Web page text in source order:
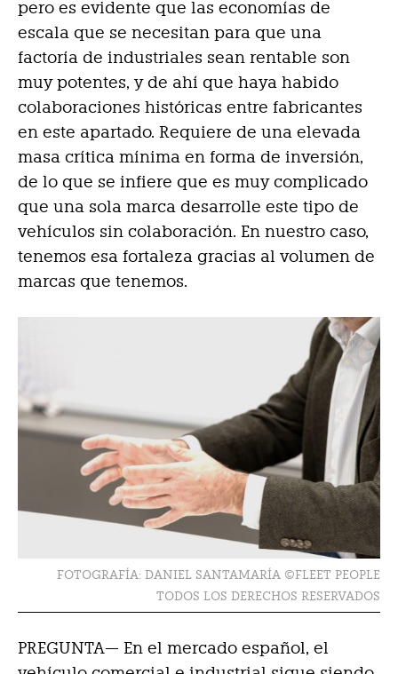
pero es evidente que las economías de
escala que se necesitan para que una
factoría de industriales sean rentable son
muy potentes, y de ahí que haya habido
colaboraciones históricas entre fabricantes
en este apartado. Requiere de una elevada
masa crítica mínima en forma de inversión,
de lo que se infiere que es muy complicado
que una sola marca desarrolle este tipo de
vehículos sin colaboración. En nuestro caso,
tenemos esa fortaleza gracias al volumen de
marcas que tenemos.
FOTOGRAFÍA: DANIEL SANTAMARÍA ©FLEET PEOPLE
TODOS LOS DERECHOS RESERVADOS
PREGUNTA— En el mercado español, el